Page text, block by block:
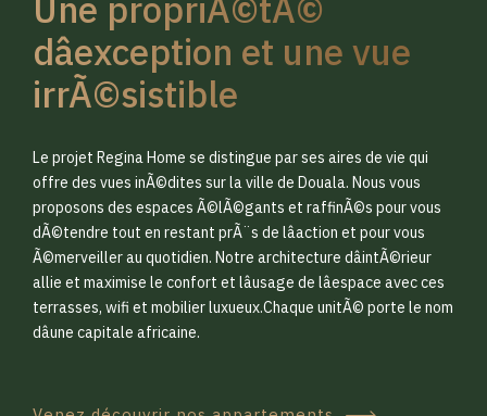
dâexception et une vue
irrÃ©sistible
Le projet Regina Home se distingue par ses aires de vie qui
offre des vues inÃ©dites sur la ville de Douala. Nous vous
proposons des espaces Ã©lÃ©gants et raffinÃ©s pour vous
dÃ©tendre tout en restant prÃ¨s de lâaction et pour vous
Ã©merveiller au quotidien. Notre architecture dâintÃ©rieur
allie et maximise le confort et lâusage de lâespace avec ces
terrasses, wifi et mobilier luxueux.Chaque unitÃ© porte le nom
dâune capitale africaine.
0
1
2
3
0
1
2
3